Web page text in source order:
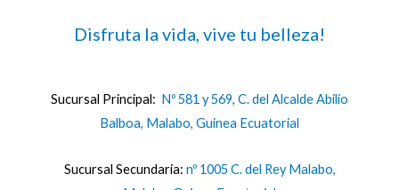
Disfruta la vida, vive tu belleza!
Sucursal Principal: Nº 581 y 569, C. del Alcalde Abilio
Balboa, Malabo, Guinea Ecuatorial
Sucursal Secundaria: nº 1005 C. del Rey Malabo,